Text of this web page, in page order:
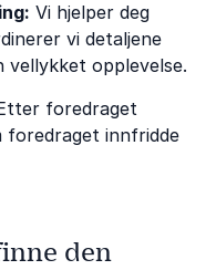
Vi hjelper deg
vi detaljene
opplevelse.
foredraget
foredraget innfridde
den